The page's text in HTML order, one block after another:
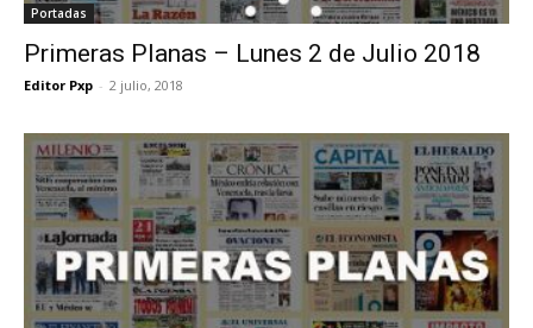
Portadas
Primeras Planas – Lunes 2 de Julio 2018
Editor Pxp - 2 julio, 2018